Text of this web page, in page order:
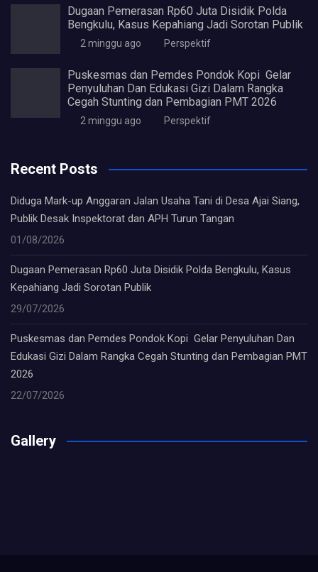
Dugaan Pemerasan Rp60 Juta Disidik Polda
Bengkulu, Kasus Kepahiang Jadi Sorotan Publik
2 minggu ago Perspektif
Puskesmas dan Pemdes Pondok Kopi Gelar
Penyuluhan Dan Edukasi Gizi Dalam Rangka
Cegah Stunting dan Pembagian PMT 2026
2 minggu ago Perspektif
Recent Posts
Diduga Mark-up Anggaran Jalan Usaha Tani di Desa Ajai Siang,
Publik Desak Inspektorat dan APH Turun Tangan
01/08/2026
Dugaan Pemerasan Rp60 Juta Disidik Polda Bengkulu, Kasus
Kepahiang Jadi Sorotan Publik
29/07/2026
Puskesmas dan Pemdes Pondok Kopi Gelar Penyuluhan Dan
Edukasi Gizi Dalam Rangka Cegah Stunting dan Pembagian PMT
2026
22/07/2026
Gallery